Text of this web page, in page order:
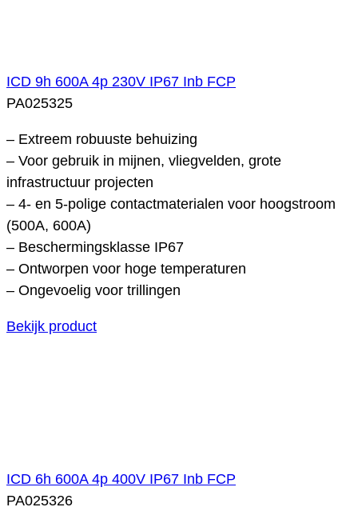
ICD 9h 600A 4p 230V IP67 Inb FCP
PA025325
– Extreem robuuste behuizing
– Voor gebruik in mijnen, vliegvelden, grote
infrastructuur projecten
– 4- en 5-polige contactmaterialen voor hoogstroom
(500A, 600A)
– Beschermingsklasse IP67
– Ontworpen voor hoge temperaturen
– Ongevoelig voor trillingen
Bekijk product
ICD 6h 600A 4p 400V IP67 Inb FCP
PA025326